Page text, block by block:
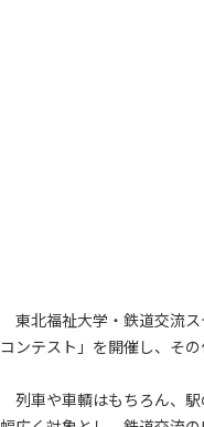
東北福祉大学・鉄道交流
コンテスト」を開催し、その
列車や車輌はもちろん、